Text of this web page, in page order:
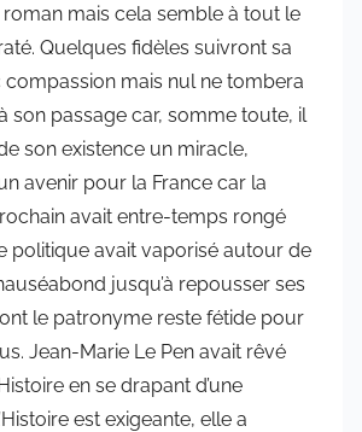
roman mais cela semble à tout le
Quelques fidèles suivront sa
mais nul ne tombera
son passage car, somme toute, il
son existence un miracle,
avenir pour la France car la
avait entre-temps rongé
politique avait vaporisé autour de
jusqu’à repousser ses
le patronyme reste fétide pour
Jean-Marie Le Pen avait rêvé
en se drapant d’une
est exigeante, elle a